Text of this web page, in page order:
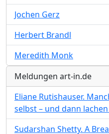
Jochen Gerz
Herbert Brandl
Meredith Monk
Meldungen art-in.de
Eliane Rutishauser.
selbst – und dann
Sudarshan Shetty. A